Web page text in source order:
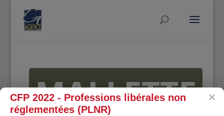
MALLETTE
CFP 2022 - Professions libérales non
réglementées (PLNR)